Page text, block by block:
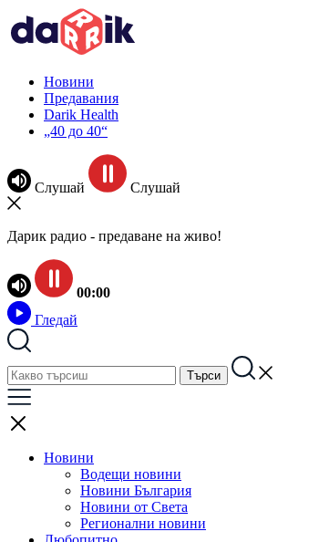
Новини
Предавания
Darik Health
„40 до 40“
Слушай Слушай
Дарик радио - предаване на живо!
00:00
Гледай
Новини
Водещи новини
Новини България
Новини от Света
Регионални новини